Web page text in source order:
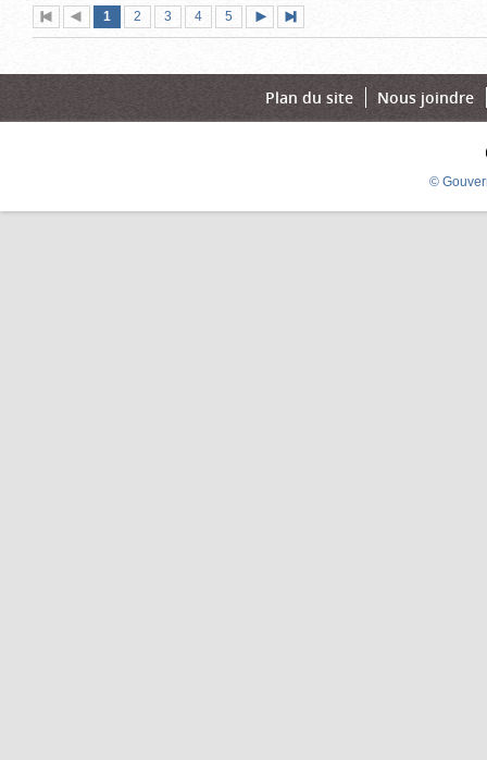
Première
page
Page
précédente
Page
1 (page
actuelle)
Page
2 Page
3 Page
4 Page
5
suivante
page
Plan du site Nous joindre
©